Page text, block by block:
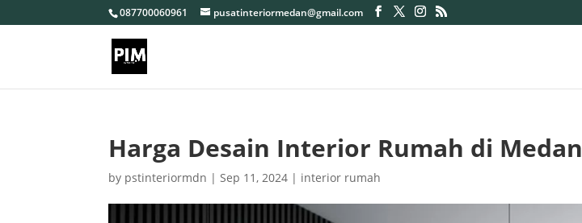
087700060961 pusatinteriormedan@gmail.com
Harga Desain Interior Rumah di Medan
by pstinteriormdn |Sep 11, 2024 | interior rumah